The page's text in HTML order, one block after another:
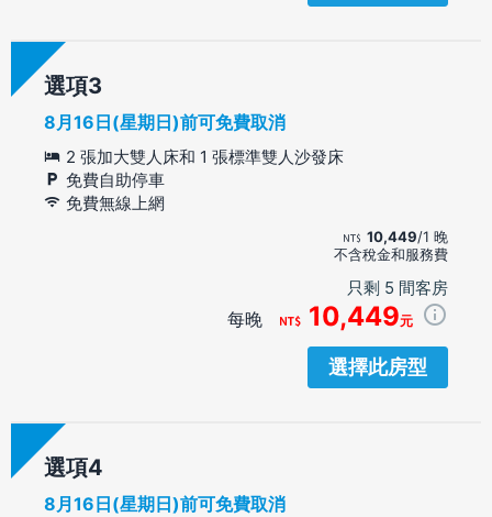
選項
8月16日(星期日)前可免費取消
2 張加大雙人床和 1 張標準雙人沙發床
免費自助停車
免費無線上網
10,449/1 晚
不含稅金和服務費
只剩 5 間客房
每晚 10,449元
選擇此房型
選項
8月16日(星期日)前可免費取消